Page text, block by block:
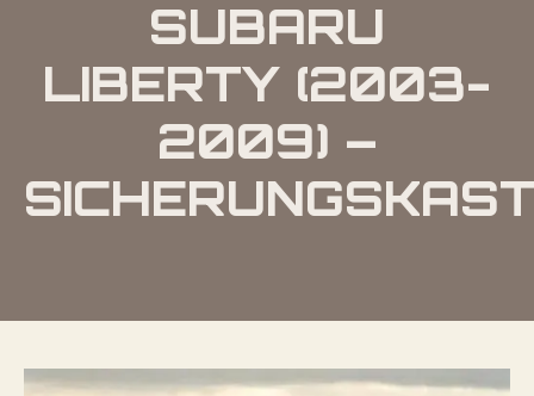
SUBARU
LIBERTY (2003-
2009) –